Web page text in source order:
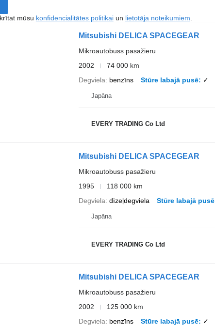
mūsu konfidencialitātes politikaiun lietotāja noteikumiem
Mitsubishi DELICA SPACEGEAR
Mikroautobuss pasažieru
2002
74 000 km
Degviela
benzīns Stūre labajā pusē ✓
Japāna
EVERY TRADING Co Ltd
Mitsubishi DELICA SPACEGEAR
Mikroautobuss pasažieru
1995
118 000 km
Degviela dīzeļdegviela Stūre labajā pusē
Japāna
EVERY TRADING Co Ltd
Mitsubishi DELICA SPACEGEAR
Mikroautobuss pasažieru
2002
125 000 km
Degviela
benzīns Stūre labajā pusē ✓